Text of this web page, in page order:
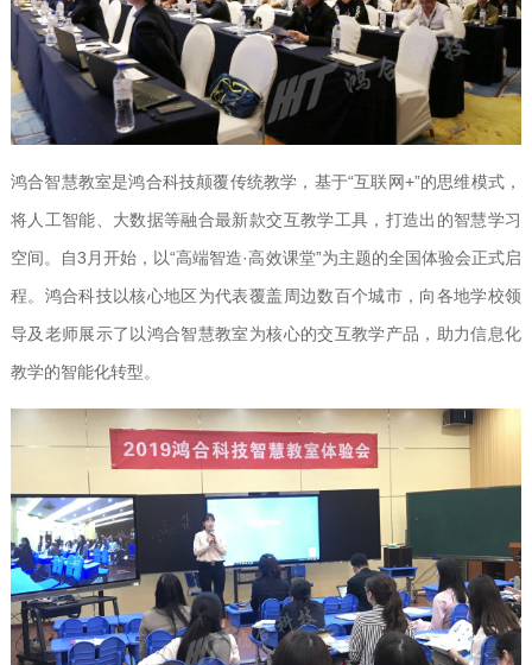
鸿合智慧教室是鸿合科技颠覆传统教学，基于“互联网+”的思维模式，
将人工智能、大数据等融合最新款交互教学工具，打造出的智慧学习
空间。自3月开始，以“高端智造·高效课堂”为主题的全国体验会正式启
程。鸿合科技以核心地区为代表覆盖周边数百个城市，向各地学校领
导及老师展示了以鸿合智慧教室为核心的交互教学产品，助力信息化
教学的智能化转型。